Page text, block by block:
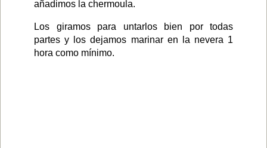
añadimos la chermoula.
Los giramos para untarlos bien por todas
partes y los dejamos marinar en la nevera 1
hora como mínimo.